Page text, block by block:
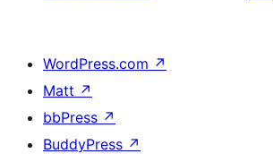
WordPress.com ↗
Matt ↗
bbPress ↗
BuddyPress ↗